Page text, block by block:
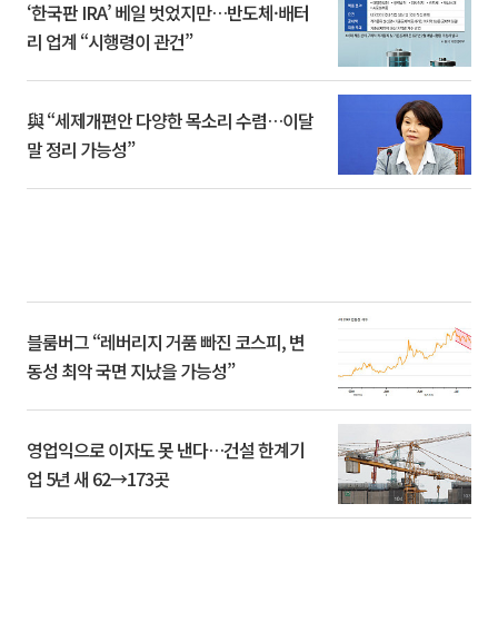
‘한국판 IRA’ 베일 벗었지만…반도체·배터
리 업계 “시행령이 관건”
與 “세제개편안 다양한 목소리 수렴…이달
말 정리 가능성”
블룸버그 “레버리지 거품 빠진 코스피, 변
동성 최악 국면 지났을 가능성”
영업익으로 이자도 못 낸다…건설 한계기
업 5년 새 62→173곳